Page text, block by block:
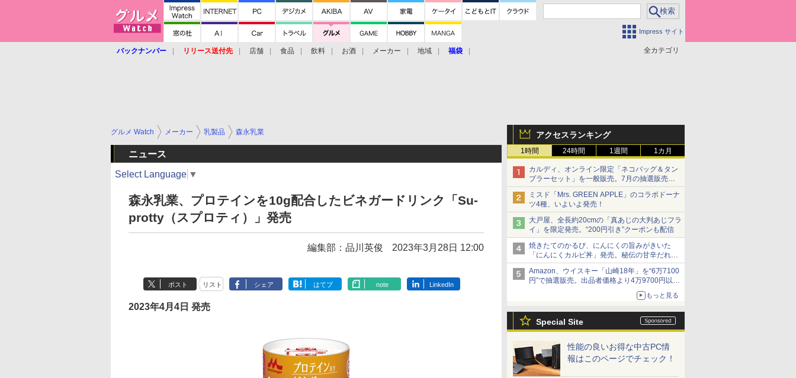
Impress サイト
全カテゴリ
バックナンバー リリース送付先 店舗 食品 飲料 お酒 メーカー 地域 福袋
アクセスランキング
1時間 24時間 1週間 1カ月
カルディ、オンライン限定「ネコバッグ＆タン
ブラーセット」を一般販売。7月の抽選販売の
当選無効分
ミスド「Mrs. GREEN APPLE」のコラボドーナ
ツ4種、いよいよ発売！
大戸屋、全長約20cmの「真あじの大判あじフラ
イ」を限定発売。“200円引き”クーポンも配信
焼きたてのかるび、にんにくの旨みがきいた
「にんにくカルビ丼」発売。秘伝の甘辛だれを
絡めた「豚カルビ丼」も復活
Amazon、ウイスキー「山崎18年」を“6万7100
円”で抽選販売。出品者価格より4万9700円以上
もっと見る
Special Site
性能の良いお得な中古PC情
報はこのページでチェック！
グルメ Watch メーカー 乳製品 森永乳業
ニュース
Select Language ▼
森永乳業、プロテインを10g配合したビネガードリンク「Su-
protty（スプロティ）」発売
編集部：品川英俊 2023年3月28日 12:00
ポスト リスト シェア はてブ note LinkedIn
2023年4月4日 発売